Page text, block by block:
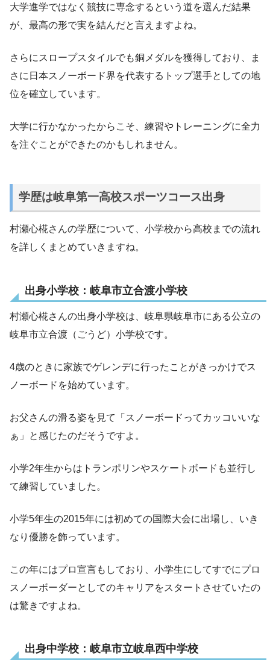
大学進学ではなく競技に専念するという道を選んだ結果
が、最高の形で実を結んだと言えますよね。
さらにスロープスタイルでも銅メダルを獲得しており、ま
さに日本スノーボード界を代表するトップ選手としての地
位を確立しています。
大学に行かなかったからこそ、練習やトレーニングに全力
を注ぐことができたのかもしれません。
学歴は岐阜第一高校スポーツコース出身
村瀬心椛さんの学歴について、小学校から高校までの流れ
を詳しくまとめていきますね。
出身小学校：岐阜市立合渡小学校
村瀬心椛さんの出身小学校は、岐阜県岐阜市にある公立の
岐阜市立合渡（ごうど）小学校です。
4歳のときに家族でゲレンデに行ったことがきっかけでス
ノーボードを始めています。
お父さんの滑る姿を見て「スノーボードってカッコいいな
ぁ」と感じたのだそうですよ。
小学2年生からはトランポリンやスケートボードも並行し
て練習していました。
小学5年生の2015年には初めての国際大会に出場し、いき
なり優勝を飾っています。
この年にはプロ宣言もしており、小学生にしてすでにプロ
スノーボーダーとしてのキャリアをスタートさせていたの
は驚きですよね。
出身中学校：岐阜市立岐阜西中学校